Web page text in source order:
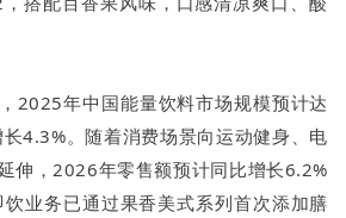
2025年中国能量饮料市场规模预计达
4.3%。随着消费场景向运动健身、电
伸，2026年零售额预计同比增长6.2%
业务已通过果香美式系列首次添加膳